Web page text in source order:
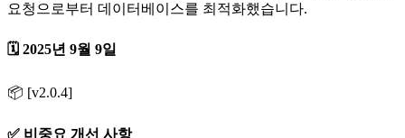
요청으로부터 데이터베이스를 최적화했습니다.
🗓️ 2025년 9월 9일
📦 [v2.0.4]
✅ 비중요 개선 사항